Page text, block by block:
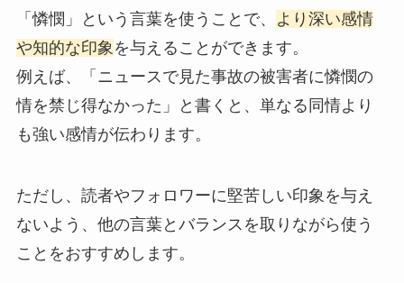
「憐憫」という言葉を使うことで、
より深い感情
や知的な印象 を与えることができます。
例えば、「ニュースで見た事故の被害者に憐憫の
情を禁じ得なかった」と書くと、単なる同情より
も強い感情が伝わります。
ただし、読者やフォロワーに堅苦しい印象を与え
ないよう、他の言葉とバランスを取りながら使う
ことをおすすめします。